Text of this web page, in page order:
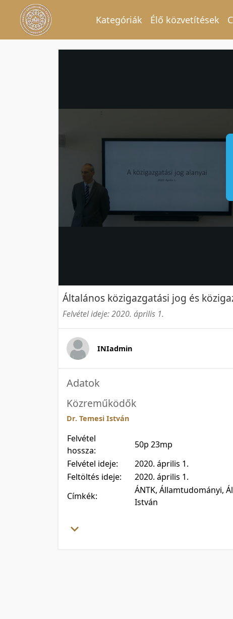
Kategóriák Élő közvetítések
Általános közigazgatási jog és
Felvétel ideje: 2020. április 1.
INIadmin
Adatok
Közreműködők
Dr. Temesi István
Felvétel
hossza:
50p 23mp
Felvétel ideje:
2020. április 1.
Feltöltés ideje:
2020. április 1.
Címkék:
ÁNTK, Államtudományi,
István